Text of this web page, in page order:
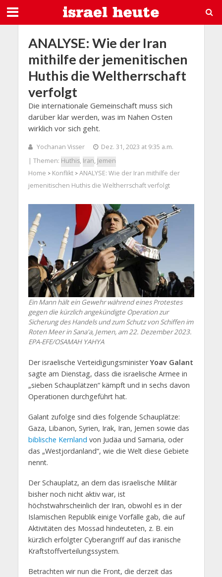
ANALYSE: Wie der Iran
mithilfe der jemenitischen
Huthis die Weltherrschaft
verfolgt
Die internationale Gemeinschaft muss sich
darüber klar werden, was im Nahen Osten
wirklich vor sich geht.
Yochanan Visser
Dez. 31, 2023 at 9:35 a.m.
| Themen: Huthis, Iran, Jemen
Home > Konflikt> ANALYSE: Wie der Iran mithilfe der
jemenitischen Huthis die Weltherrschaft verfolgt
Ein Mann hält ein Gewehr während eines Protestes
gegen die kürzlich angekündigte Operation zur
Sicherung des Handels und zum Schutz von Schiffen im
Roten Meer in Sana'a, Jemen, am 22. Dezember 2023.
EPA-EFE/OSAMAH YAHYA
Der israelische VerteidigungsministerYoav Galant
sagte am Dienstag, dass die israelische Armee in
„sieben Schauplätzen“ kämpft und in sechs davon
Operationen durchgeführt hat.
Galant zufolge sind dies folgende Schauplätze:
Gaza, Libanon, Syrien, Irak, Iran, Jemen sowie das
biblische Kernland von Judäa und Samaria, oder
das „Westjordanland“, wie die Welt diese Gebiete
nennt.
Der Schauplatz, an dem das israelische Militär
bisher noch nicht aktiv war, ist
höchstwahrscheinlich der Iran, obwohl es in der
Islamischen Republik einige Vorfälle gab, die auf
Aktivitäten des Mossad hindeuteten, z. B. ein
kürzlich erfolgter Cyberangriff auf das iranische
Kraftstoffverteilungssystem.
Betrachten wir nun die Front, die derzeit das